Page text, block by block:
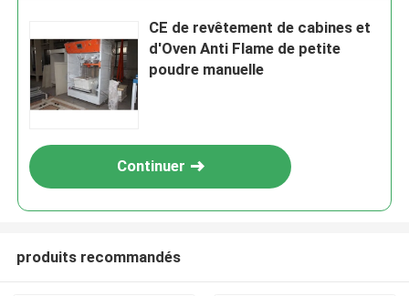
SOUMETTRE
CE de revêtement de cabines et
d'Oven Anti Flame de petite
poudre manuelle
Continuer
produits recommandés